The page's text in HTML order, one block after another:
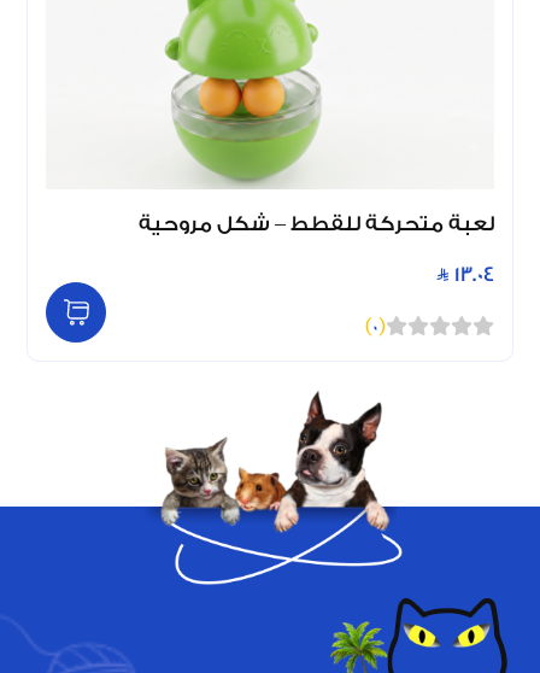
لعبة متحركة للقطط – شكل مروحية
13.04
(
0
)